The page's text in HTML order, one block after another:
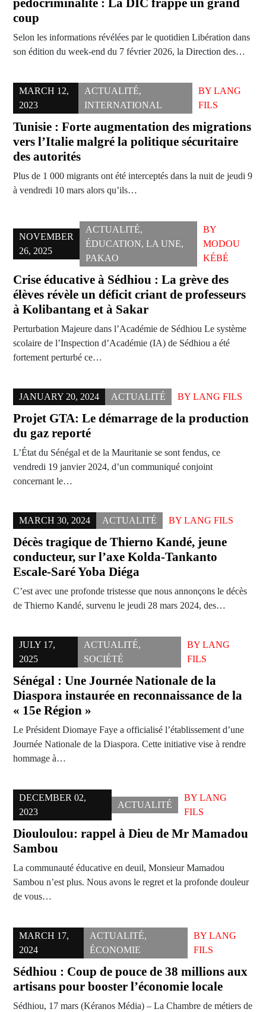
pédocriminalité : La DIC frappe un grand
coup
Selon les informations révélées par le quotidien Libération dans
son édition du week-end du 7 février 2026, la Direction des…
MARCH 12,
2023
ACTUALITÉ,
INTERNATIONAL
BYLANG
FILS
Tunisie : Forte augmentation des migrations
vers l’Italie malgré la politique sécuritaire
des autorités
Plus de 1 000 migrants ont été interceptés dans la nuit de jeudi 9
à vendredi 10 mars alors qu’ils…
NOVEMBER
26, 2025
ACTUALITÉ,
ÉDUCATION, LA UNE,
PAKAO
BY
MODOU
KÉBÉ
Crise éducative à Sédhiou : La grève des
élèves révèle un déficit criant de professeurs
à Kolibantang et à Sakar
Perturbation Majeure dans l’Académie de Sédhiou Le système
scolaire de l’Inspection d’Académie (IA) de Sédhiou a été
fortement perturbé ce…
JANUARY 20, 2024 ACTUALITÉ BY LANG FILS
Projet GTA: Le démarrage de la production
du gaz reporté
L’État du Sénégal et de la Mauritanie se sont fendus, ce
vendredi 19 janvier 2024, d’un communiqué conjoint
concernant le…
MARCH 30, 2024 ACTUALITÉ BY LANG FILS
Décès tragique de Thierno Kandé, jeune
conducteur, sur l’axe Kolda-Tankanto
Escale-Saré Yoba Diéga
C’est avec une profonde tristesse que nous annonçons le décès
de Thierno Kandé, survenu le jeudi 28 mars 2024, des…
JULY 17,
2025
ACTUALITÉ,
SOCIÉTÉ
BYLANG
FILS
Sénégal : Une Journée Nationale de la
Diaspora instaurée en reconnaissance de la
« 15e Région »
Le Président Diomaye Faye a officialisé l’établissement d’une
Journée Nationale de la Diaspora. Cette initiative vise à rendre
hommage à…
DECEMBER 02,
2023
ACTUALITÉ
BY LANG
FILS
Diouloulou: rappel à Dieu de Mr Mamadou
Sambou
La communauté éducative en deuil, Monsieur Mamadou
Sambou n’est plus. Nous avons le regret et la profonde douleur
de vous…
MARCH 17,
2024
ACTUALITÉ,
ÉCONOMIE
BY LANG
FILS
Sédhiou : Coup de pouce de 38 millions aux
artisans pour booster l’économie locale
Sédhiou, 17 mars (Kéranos Média) – La Chambre de métiers de